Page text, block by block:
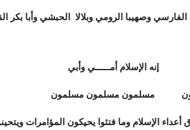
الفارسي وصهيبا الرومي وبلالا الحبشي وأبا
الإسلام أمــــــي وأبي
مسلمون مسلمون مسلمون
أعداء الإسلام وما فتئوا يحيكون المؤامرات